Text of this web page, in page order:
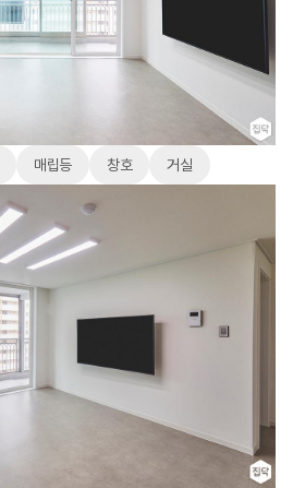
매립등 창호 거실